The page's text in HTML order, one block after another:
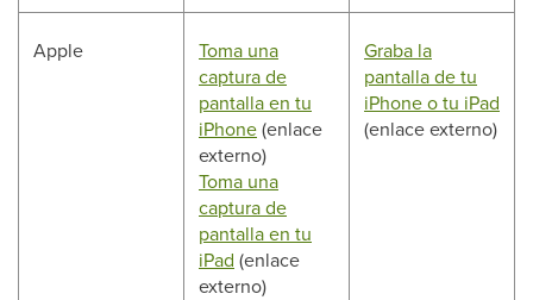
Apple
Toma una
captura de
pantalla en tu
iPhone(enlace
externo)
Toma una
captura de
pantalla en tu
iPad (enlace
externo)
Graba la
pantalla de tu
iPhone o tu iPad
(enlace externo)